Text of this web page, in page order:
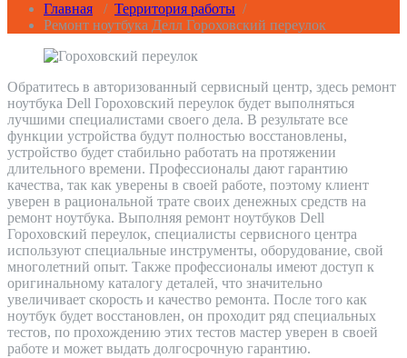
Главная / Территория работы /
Ремонт ноутбука Делл Гороховский переулок
Обратитесь в авторизованный сервисный центр, здесь ремонт
ноутбука Dell Гороховский переулок будет выполняться
лучшими специалистами своего дела. В результате все
функции устройства будут полностью восстановлены,
устройство будет стабильно работать на протяжении
длительного времени. Профессионалы дают гарантию
качества, так как уверены в своей работе, поэтому клиент
уверен в рациональной трате своих денежных средств на
ремонт ноутбука. Выполняя ремонт ноутбуков Dell
Гороховский переулок, специалисты сервисного центра
используют специальные инструменты, оборудование, свой
многолетний опыт. Также профессионалы имеют доступ к
оригинальному каталогу деталей, что значительно
увеличивает скорость и качество ремонта. После того как
ноутбук будет восстановлен, он проходит ряд специальных
тестов, по прохождению этих тестов мастер уверен в своей
работе и может выдать долгосрочную гарантию.